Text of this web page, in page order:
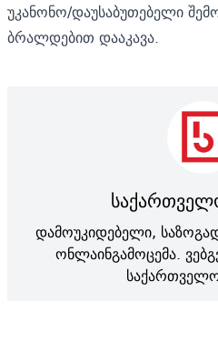
უკანონო/დაუსაბუთებელი
ბრალდებით დააკავა.
დამოუკიდებელი,
ონლაინგამოცემა.